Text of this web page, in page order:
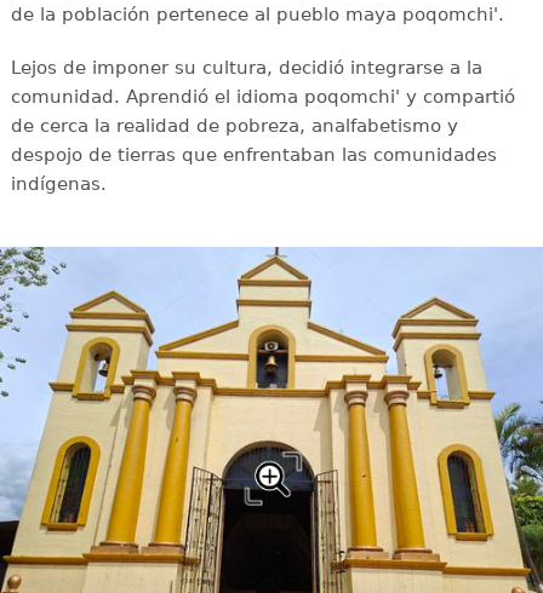
de la población pertenece al pueblo maya poqomchi'.
Lejos de imponer su cultura, decidió integrarse a la
comunidad. Aprendió el idioma poqomchi' y compartió
de cerca la realidad de pobreza, analfabetismo y
despojo de tierras que enfrentaban las comunidades
indígenas.